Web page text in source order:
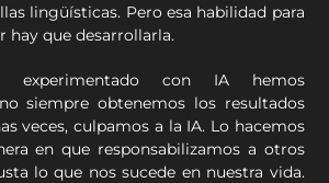
lingüísticas. Pero esa habilidad para
hay que desarrollarla.
experimentado con IA hemos
siempre obtenemos los resultados
veces, culpamos a la IA. Lo hacemos
en que responsabilizamos a otros
lo que nos sucede en nuestra vida.